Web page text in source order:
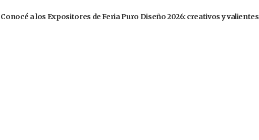
Conocé a los Expositores de Feria Puro Diseño 2026: creativos y valientes